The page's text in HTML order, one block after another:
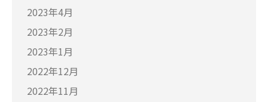
2023年4月
2023年2月
2023年1月
2022年12月
2022年11月